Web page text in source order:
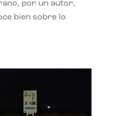
por un autor,
bien sobre lo